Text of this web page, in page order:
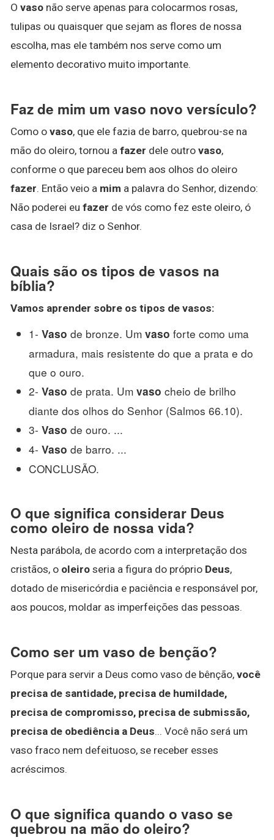
O vaso não serve apenas para colocarmos rosas,
tulipas ou quaisquer que sejam as flores de nossa
escolha, mas ele também nos serve como um
elemento decorativo muito importante.
Faz de mim um vaso novo versículo?
Como o vaso, que ele fazia de barro, quebrou-se na
mão do oleiro, tornou a fazer dele outro vaso,
conforme o que pareceu bem aos olhos do oleiro
fazer. Então veio a mim a palavra do Senhor, dizendo:
Não poderei eu fazer de vós como fez este oleiro, ó
casa de Israel? diz o Senhor.
Quais são os tipos de vasos na
bíblia?
Vamos aprender sobre os tipos de vasos:
1- Vaso de bronze. Um vaso forte como uma
armadura, mais resistente do que a prata e do
que o ouro.
2- Vaso de prata. Um vaso cheio de brilho
diante dos olhos do Senhor (Salmos 66.10).
3- Vaso de ouro. ...
4- Vaso de barro. ...
CONCLUSÃO.
O que significa considerar Deus
como oleiro de nossa vida?
Nesta parábola, de acordo com a interpretação dos
cristãos, o oleiro seria a figura do próprio Deus,
dotado de misericórdia e paciência e responsável por,
aos poucos, moldar as imperfeições das pessoas.
Como ser um vaso de benção?
Porque para servir a Deus como vaso de bênção, você
precisa de santidade, precisa de humildade,
precisa de compromisso, precisa de submissão,
precisa de obediência a Deus... Você não será um
vaso fraco nem defeituoso, se receber esses
acréscimos.
O que significa quando o vaso se
quebrou na mão do oleiro?